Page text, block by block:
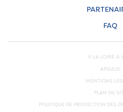
FAQ
© LA LOIRE À
APSULIS
MENTIONS
PLAN DU
POLITIQUE DE PROTECTION DES